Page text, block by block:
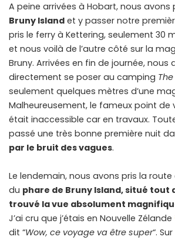
A peine arrivées à Hobart, nous avons
Bruny Island et y passer notre
pris le ferry à Kettering, seulement 30
et nous voilà de l’autre côté sur la
Bruny. Arrivées en fin de journée, nous
directement se poser au camping
seulement quelques mètres d’une
Malheureusement, le fameux point de
était inaccessible car en travaux.
passé une très bonne première nuit
par le bruit des vagues.
Le lendemain, nous avons pris la
du phare de Bruny Island, situé tout
trouvé la vue absolument
J’ai cru que j’étais en Nouvelle Zélande
dit “Wow, ce voyage va être super“.